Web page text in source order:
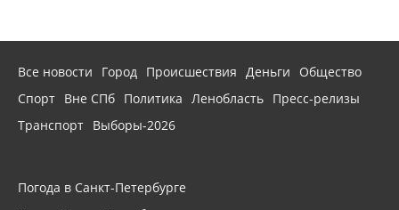
Все новости Город Происшествия Деньги
Общество
Спорт Вне СПб Политика Ленобласть Пресс-релизы
Транспорт Выборы-2026
Погода в Санкт-Петербурге